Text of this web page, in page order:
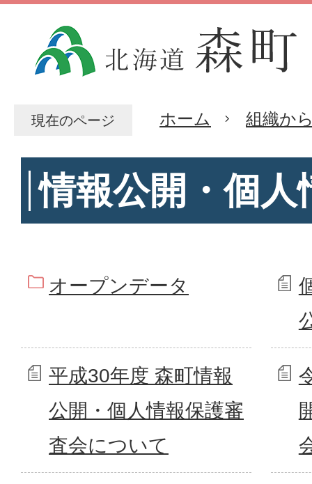
現在のページ ホーム 組織か
情報公開・個人
オープンデータ
平成30年度 森町情報
公開・個人情報保護審
査会について